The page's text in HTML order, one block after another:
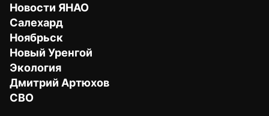
Новости ЯНАО
Салехард
Ноябрьск
Новый Уренгой
Экология
Дмитрий Артюхов
СВО